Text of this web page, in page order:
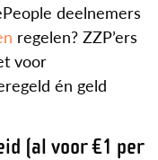
deelnemers
regelen? ZZP’ers
voor
én geld
(al voor €1 per